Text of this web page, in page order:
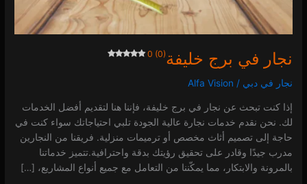
نجار في برج خليفة0 (0)
نجار في دبي /
Alfa Vision
إذا كنت تبحث عن نجار في برج خليفة، فإننا هنا لتقديم أفضل الخدمات
لك. نحن نقدم خدمات نجارة عالية الجودة تلبي احتياجاتك سواء كنت في
حاجة إلى تصميم أثاث مخصص أو ترميمات منزلية. فريقنا من النجارين
مدرب جيدًا وقادر على تحقيق رؤيتك بدقة واحترافية.تتميز خدماتنا
بالمرونة والابتكار، مما يمكّننا من التعامل مع جميع أنواع المشاريع، […]